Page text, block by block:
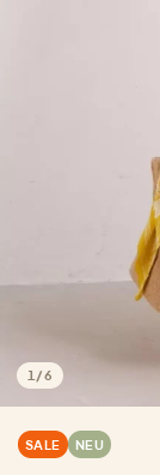
1 /6
SALE NEU